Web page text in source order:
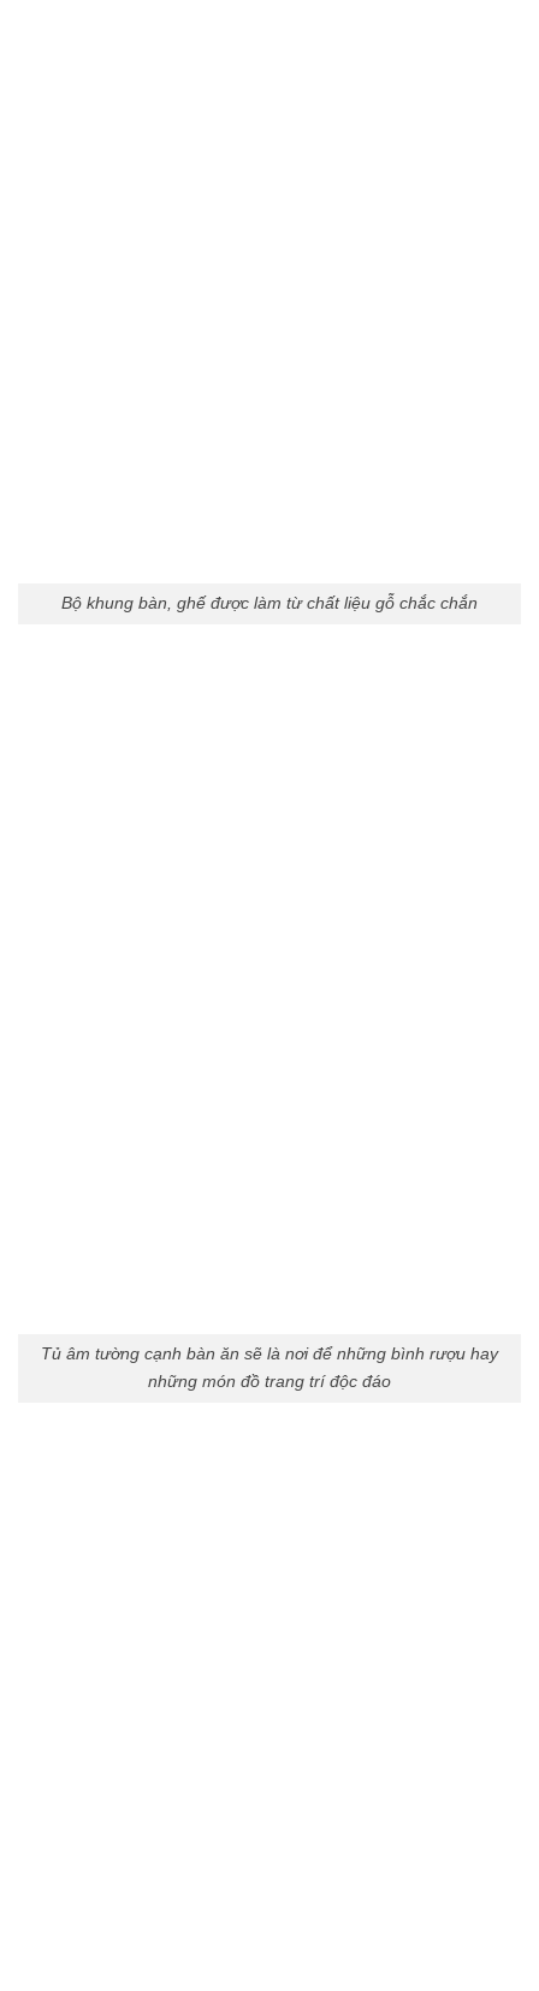
Bộ khung bàn, ghế được làm từ chất liệu gỗ chắc chắn
Tủ âm tường cạnh bàn ăn sẽ là nơi để những bình rượu hay
những món đồ trang trí độc đáo